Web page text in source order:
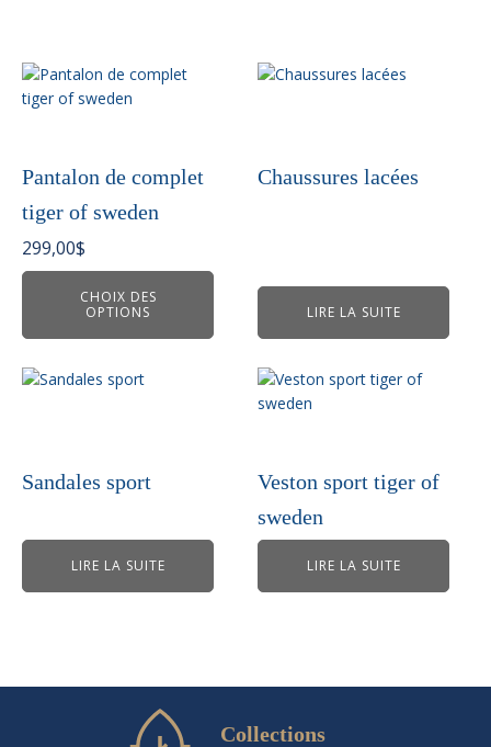
Pantalon de complet
tiger of sweden
299,00$
CHOIX DES
OPTIONS
Ce
produit
variations.
options
peuvent
être
la
page
du
Chaussures lacées
LIRE LA SUITE
Sandales sport
LIRE LA SUITE
Veston sport tiger of
sweden
LIRE LA SUITE
Collections